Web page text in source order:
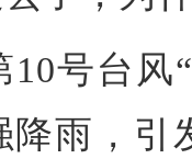
号台风
降雨，引